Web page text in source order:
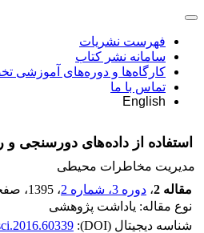
فهرست نشریات
سامانه نشر کتاب
کارگاه‌ها و دوره‌های آموزشی
تماس با ما
English
استفاده از داده‌های دورسنجی
مدیریت مخاطرات محیطی
مقاله 2
، دوره 3، شماره 2 ، 1395 ،
نوع مقاله: یاداشت پژوهشی
شناسه دیجیتال (DOI):